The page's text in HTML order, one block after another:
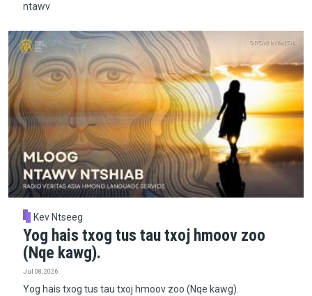
ntawv
Kev Ntseeg
Yog hais txog tus tau txoj hmoov zoo
(Nqe kawg).
Jul 08, 2026
Yog hais txog tus tau txoj hmoov zoo (Nqe kawg).